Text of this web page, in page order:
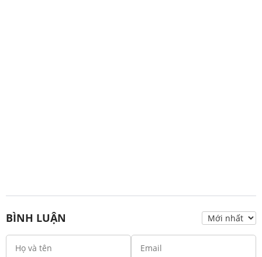
BÌNH LUẬN